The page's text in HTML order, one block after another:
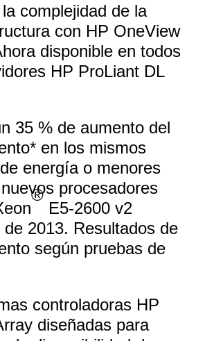
complejidad de la
con HP OneView
disponible en todos
HP ProLiant DL
35 % de aumento del
en los mismos
energía o menores
procesadores
®
E5-2600 v2
de 2013. Resultados de
según pruebas de
controladoras HP
diseñadas para